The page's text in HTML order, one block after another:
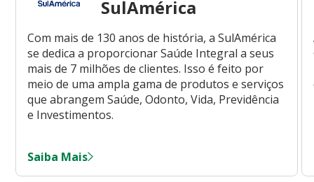
SulAmérica
Com mais de 130 anos de história, a SulAmérica
se dedica a proporcionar Saúde Integral a seus
mais de 7 milhões de clientes. Isso é feito por
meio de uma ampla gama de produtos e serviços
que abrangem Saúde, Odonto, Vida, Previdência
e Investimentos.
Saiba Mais